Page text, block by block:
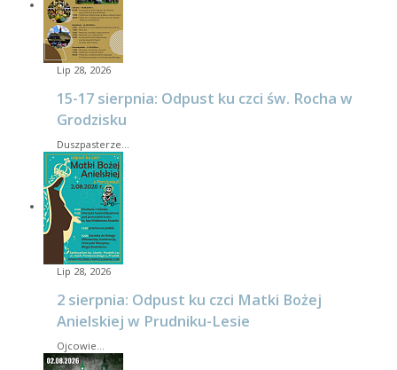
Lip 28, 2026
15-17 sierpnia: Odpust ku czci św. Rocha w
Grodzisku
Duszpasterze…
Lip 28, 2026
2 sierpnia: Odpust ku czci Matki Bożej
Anielskiej w Prudniku-Lesie
Ojcowie…